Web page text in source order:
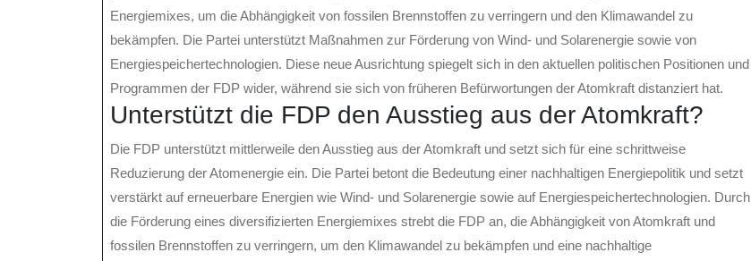
Energiemixes, um die Abhängigkeit von fossilen Brennstoffen zu verringern und den Klimawandel zu
bekämpfen. Die Partei unterstützt Maßnahmen zur Förderung von Wind- und Solarenergie sowie von
Energiespeichertechnologien. Diese neue Ausrichtung spiegelt sich in den aktuellen politischen Positionen und
Programmen der FDP wider, während sie sich von früheren Befürwortungen der Atomkraft distanziert hat.
Unterstützt die FDP den Ausstieg aus der Atomkraft?
Die FDP unterstützt mittlerweile den Ausstieg aus der Atomkraft und setzt sich für eine schrittweise
Reduzierung der Atomenergie ein. Die Partei betont die Bedeutung einer nachhaltigen Energiepolitik und setzt
verstärkt auf erneuerbare Energien wie Wind- und Solarenergie sowie auf Energiespeichertechnologien. Durch
die Förderung eines diversifizierten Energiemixes strebt die FDP an, die Abhängigkeit von Atomkraft und
fossilen Brennstoffen zu verringern, um den Klimawandel zu bekämpfen und eine nachhaltige